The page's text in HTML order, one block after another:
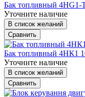
Бак топливный 4HG1-
Уточните наличие
В список желаний
Сравнить
Бак топливный 4HК1
Уточните наличие
В список желаний
Сравнить